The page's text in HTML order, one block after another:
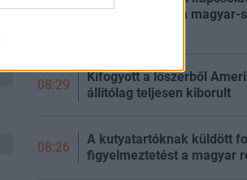
08:29
híreszteléseket a magyar-
08:29
Kifogyott a lőszerből
állítólag teljesen kiborult
08:26
A kutyatartóknak küldött
figyelmeztetést a magyar